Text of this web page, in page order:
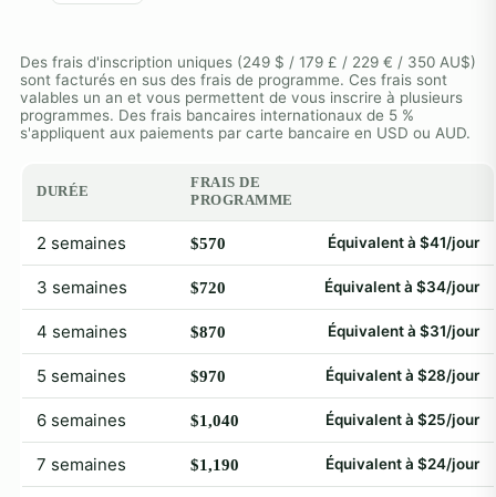
Des frais d'inscription uniques (249 $ / 179 £ / 229 € / 350 AU$)
sont facturés en sus des frais de programme. Ces frais sont
valables un an et vous permettent de vous inscrire à plusieurs
programmes. Des frais bancaires internationaux de 5 %
s'appliquent aux paiements par carte bancaire en USD ou AUD.
DURÉE
FRAIS DE
PROGRAMME
2 semaines $570 Équivalent à $41/jour
3 semaines $720 Équivalent à $34/jour
4 semaines $870 Équivalent à $31/jour
5 semaines $970 Équivalent à $28/jour
6 semaines $1,040 Équivalent à $25/jour
7 semaines $1,190 Équivalent à $24/jour